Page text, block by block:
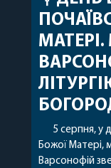
5 серпня, у
Божої Матері,
Варсонофій